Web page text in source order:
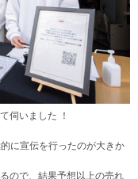
伺いました ！
に宣伝を行ったのが大きか
ので、結果予想以上の売れ